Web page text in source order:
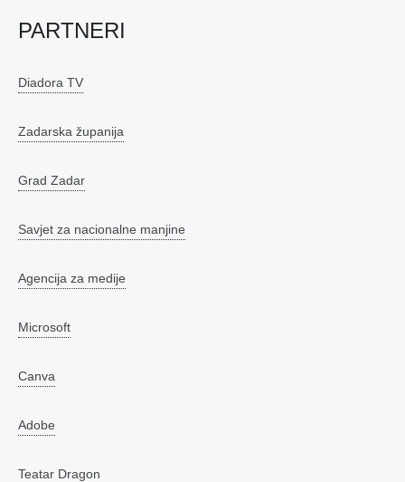
PARTNERI
Diadora TV
Zadarska županija
Grad Zadar
Savjet za nacionalne manjine
Agencija za medije
Microsoft
Canva
Adobe
Teatar Dragon